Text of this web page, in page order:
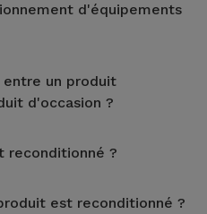
d'équipements
oublier la réparation de tout
de rappeler que tous les
et de performance avant
un produit
d'occasion ?
spécialisés pour
reconditionné iServices
reconditionné ?
en magasin ou provenir
est reconditionné ?